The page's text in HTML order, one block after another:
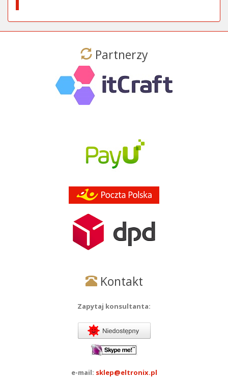
Partnerzy
Kontakt
Zapytaj konsultanta:
e-mail: sklep@eltronix.pl